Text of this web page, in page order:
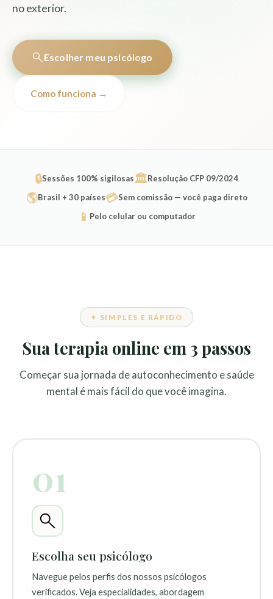
no exterior.
Escolher meu psicólogo
Como funciona →
🔒Sessões 100% sigilosas🏛️Resolução CFP 09/2024
🌎Brasil + 30 países💳Sem comissão — você paga direto
📱 Pelo celular ou computador
✦ SIMPLES E RÁPIDO
Sua terapia online em 3 passos
Começar sua jornada de autoconhecimento e saúde
mental é mais fácil do que você imagina.
01
Escolha seu psicólogo
Navegue pelos perfis dos nossos psicólogos
verificados. Veja especialidades, abordagem